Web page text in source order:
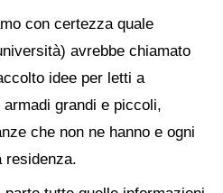
con certezza quale
avrebbe chiamato
idee per letti a
grandi e piccoli,
che non ne hanno e ogni
residenza.